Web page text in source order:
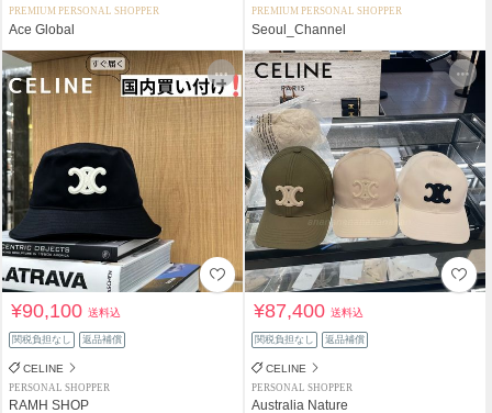
PREMIUM PERSONAL SHOPPER
Ace Global
PREMIUM PERSONAL SHOPPER
Seoul_Channel
¥90,100送料込
関税負担なし 返品補償
CELINE
PERSONAL SHOPPER
RAMH SHOP
¥87,400送料込
関税負担なし 返品補償
CELINE
PERSONAL SHOPPER
Australia Nature